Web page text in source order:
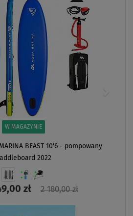
W MAGAZYNIE
BEAST 10'6 - pompowany
2022
zł 2 180,00 zł